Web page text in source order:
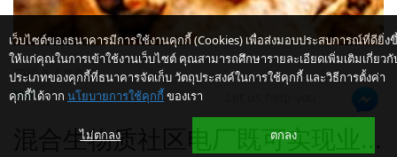
2020 年 4 月 9 日
能源
混合生物质社区电厂既可实现业...
เว็บไซต์ของธนาคารมีการใช้งานคุกกี้ (Cookies) เพื่อส่งมอบประสบการณ์ที่ดียิ่ง
ให้แก่คุณในการเข้าใช้งานเว็บไซต์ คุณสามารถศึกษารายละเอียดเพิ่มเติมเกี่ยวกั
ประเภทของคุกกี้ที่ธนาคารจัดเก็บ วัตถุประสงค์ในการใช้คุกกี้ และวิธีการตั้งค่า
คุกกี้ได้จาก นโยบายการใช้คุกกี้ ของเรา
ไม่ตกลง ตกลง